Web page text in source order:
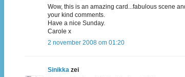
Wow, this is an amazing card...fabulous scene
your kind comments.
Have a nice Sunday.
Carole x
2 november 2008 om 01:20
Sinikka zei